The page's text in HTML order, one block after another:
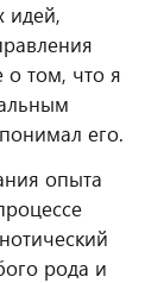
идей,
о том, что я
его.
опыта
рода и